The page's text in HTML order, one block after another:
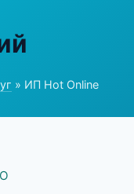
» ИП Hot Online